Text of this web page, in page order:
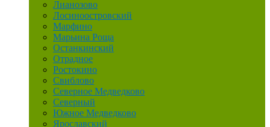
Лианозово
Лосиноостровский
Марфино
Марьина Роща
Останкинский
Отрадное
Ростокино
Свиблово
Северное Медведково
Северный
Южное Медведково
Ярославский